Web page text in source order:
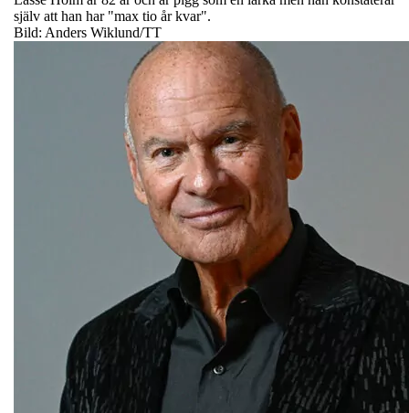
själv att han har "max tio år kvar".
Bild: Anders Wiklund/TT